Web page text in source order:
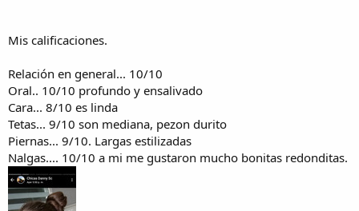
Mis calificaciones.
Relación en general... 10/10
Oral.. 10/10 profundo y ensalivado
Cara... 8/10 es linda
Tetas... 9/10 son mediana, pezon durito
Piernas... 9/10. Largas estilizadas
Nalgas.... 10/10 a mi me gustaron mucho bonitas redonditas.